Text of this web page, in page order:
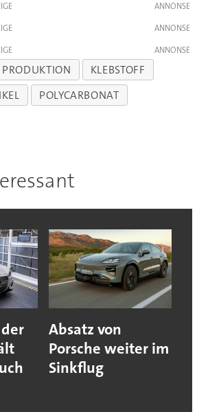
PRODUKTION
KLEBSTOFF
POLYCARBONAT
Absatz von
Porsche weiter im
Sinkflug